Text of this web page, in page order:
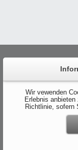
Wir vewenden
Erlebnis
Richtlinie, sofern